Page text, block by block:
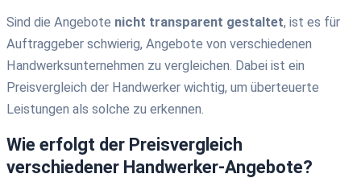
Sind die Angebote nicht transparent gestaltet, ist es für
Auftraggeber schwierig, Angebote von verschiedenen
Handwerksunternehmen zu vergleichen. Dabei ist ein
Preisvergleich der Handwerker wichtig, um überteuerte
Leistungen als solche zu erkennen.
Wie erfolgt der Preisvergleich
verschiedener Handwerker-Angebote?